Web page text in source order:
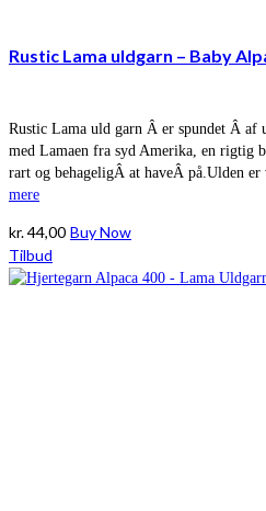
Rustic Lama uldgarn – Baby
Rustic Lama uld garn Â er spundet Â
med Lamaen fra syd Amerika, en rigtig
rart og behageligÂ at haveÂ på.Ulden
mere
kr.44,00 Buy Now
Tilbud